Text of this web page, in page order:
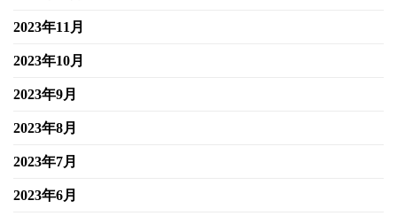
2023年11月
2023年10月
2023年9月
2023年8月
2023年7月
2023年6月